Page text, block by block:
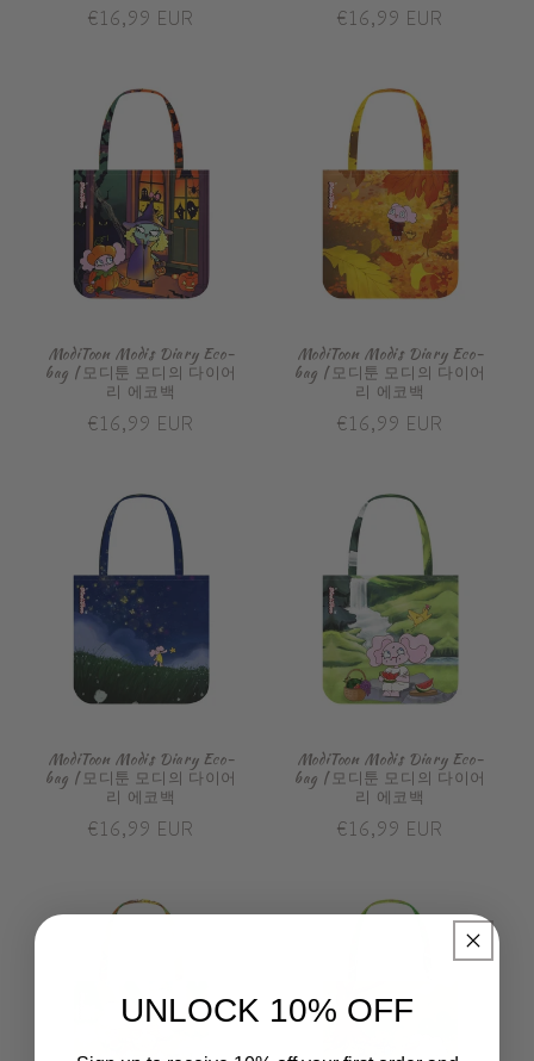
Prix
€16,99 EUR
Prix
€16,99 EUR
ModiToon Modis Diary Eco-
bag | 모디툰 모디의 다이어
리 에코백
Prix
€16,99 EUR
ModiToon Modis Diary Eco-
bag | 모디툰 모디의 다이어
리 에코백
Prix
€16,99 EUR
ModiToon Modis Diary Eco-
bag | 모디툰 모디의 다이어
리 에코백
Prix
€16,99 EUR
ModiToon Modis Diary Eco-
bag | 모디툰 모디의 다이어
리 에코백
Prix
€16,99 EUR
UNLOCK 10% OFF